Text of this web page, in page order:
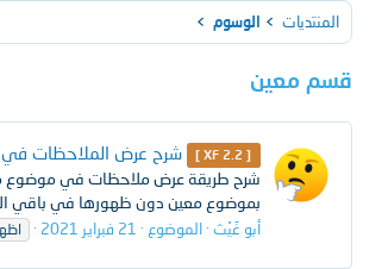
المنتديات الوسوم
قسم معين
[ XF 2.2 ] شرح عرض الملاحظات في
شرح طريقة عرض ملاحظات في موضوع
بموضوع معين دون ظهورها في باقي
أبو غَيْث الموضوع 21 فبراير 2021